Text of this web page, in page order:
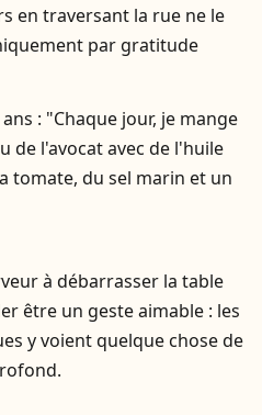
en traversant la rue ne le
par gratitude
: "Chaque jour, je mange
de l'avocat avec de l'huile
tomate, du sel marin et un
à débarrasser la table
être un geste aimable : les
y voient quelque chose de